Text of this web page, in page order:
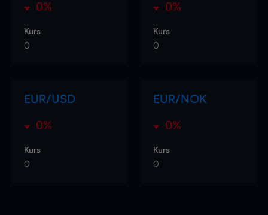
0%
Kurs
0
0%
Kurs
0
EUR/USD
0%
Kurs
0
EUR/NOK
0%
Kurs
0